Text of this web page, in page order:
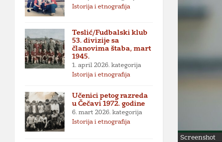
Screenshot
Istorija i etnografija
Teslić/Fudbalski klub
53. divizije sa
članovima štaba, mart
1945.
1. april 2026. kategorija
Istorija i etnografija
Učenici petog razreda
u Čečavi 1972. godine
6. mart 2026. kategorija
Istorija i etnografija